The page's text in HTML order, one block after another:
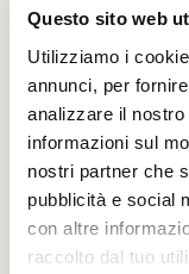
Questo sito web
Utilizziamo i
annunci, per
analizzare il
informazioni sul
nostri partner che
pubblicità e social
con altre
raccolto dal tuo
pennellata già
finale, a New
oggi insuperato.
C’era un
le superstar
2025 in casa
Orange on Winesi
riservatissimo,